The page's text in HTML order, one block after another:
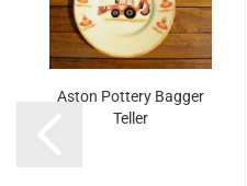
Aston Pottery Bagger
Teller